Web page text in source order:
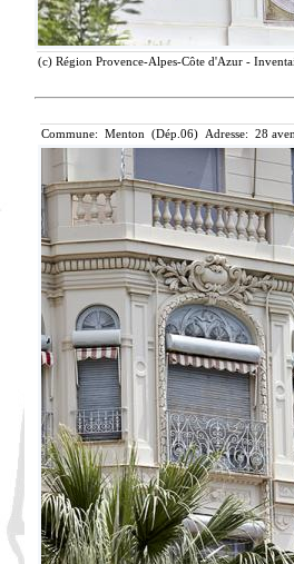
(c) Région Provence-Alpes-Côte d'Azur -
Commune: Menton (Dép.06) Adresse: 28